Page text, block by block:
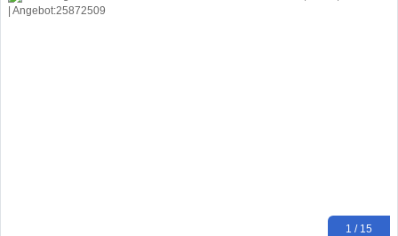
1 / 15